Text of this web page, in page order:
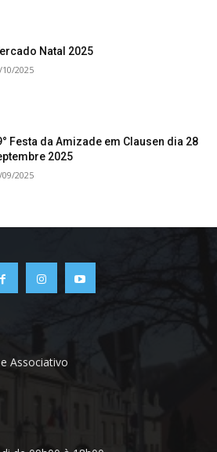
Natal 2025
10/2025
Festa da Amizade em Clausen dia 28
2025
09/2025
Associativo